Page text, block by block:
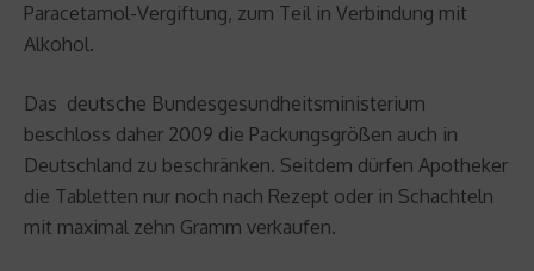
Paracetamol-Vergiftung, zum Teil in Verbindung mit
Alkohol.
Das deutsche Bundesgesundheitsministerium
beschloss daher 2009 die Packungsgrößen auch in
Deutschland zu beschränken. Seitdem dürfen Apotheker
die Tabletten nur noch nach Rezept oder in Schachteln
mit maximal zehn Gramm verkaufen.